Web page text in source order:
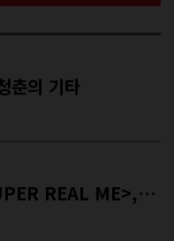
춘의 기타
MUSIC - <SUPER REAL ME>,<Daydream>, <Found Heaven>